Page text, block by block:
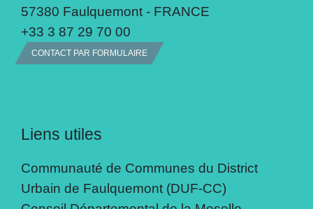
57380 Faulquemont - FRANCE
+33 3 87 29 70 00
CONTACT PAR FORMULAIRE
Liens utiles
Communauté de Communes du District
Urbain de Faulquemont (DUF-CC)